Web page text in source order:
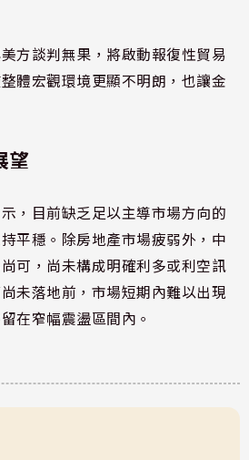
方談判無果，將啟動報復性貿易
整體宏觀環境更顯不明朗，也讓金
望
，目前缺乏足以主導市場方向的
平穩。除房地產市場疲弱外，中
可，尚未構成明確利多或利空訊
未落地前，市場短期內難以出現
在窄幅震盪區間內。